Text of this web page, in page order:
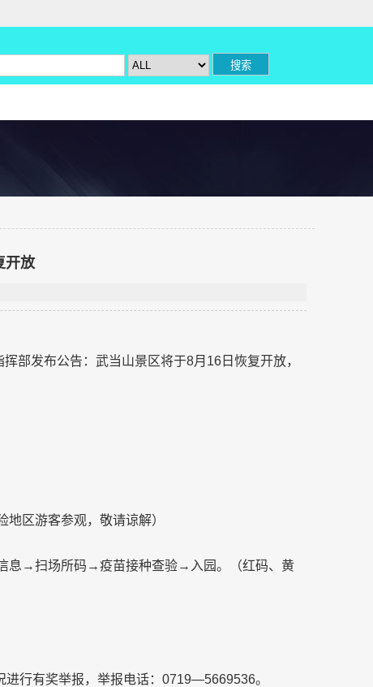
开放
部发布公告：武当山景区将于8月16日恢复开放，
地区游客参观，敬请谅解）
→扫场所码→疫苗接种查验→入园。（红码、黄
行有奖举报，举报电话：0719—5669536。